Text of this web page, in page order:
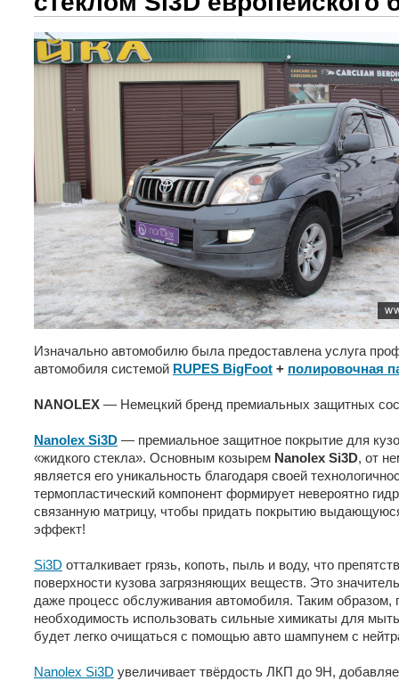
Изначально автомобилю была предоставлена услуга
автомобиля системой RUPES BigFoot + полировочная
NANOLEX — Немецкий бренд премиальных защитных
Nanolex Si3D — премиальное защитное покрытие для
«жидкого стекла». Основным козырем Nanolex Si3D, от
является его уникальность благодаря своей
термопластический компонент формирует невероятно
связанную матрицу, чтобы придать покрытию
эффект!
Si3D отталкивает грязь, копоть, пыль и воду, что
поверхности кузова загрязняющих веществ. Это
даже процесс обслуживания автомобиля. Таким образом,
необходимость использовать сильные химикаты для
будет легко очищаться с помощью авто шампунем с
Nanolex Si3D увеличивает твёрдость ЛКП до 9H,